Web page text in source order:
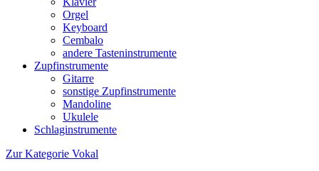
Orgel
Keyboard
Cembalo
andere Tasteninstrumente
Zupfinstrumente
Gitarre
sonstige Zupfinstrumente
Mandoline
Ukulele
Schlaginstrumente
Zur Kategorie Vokal